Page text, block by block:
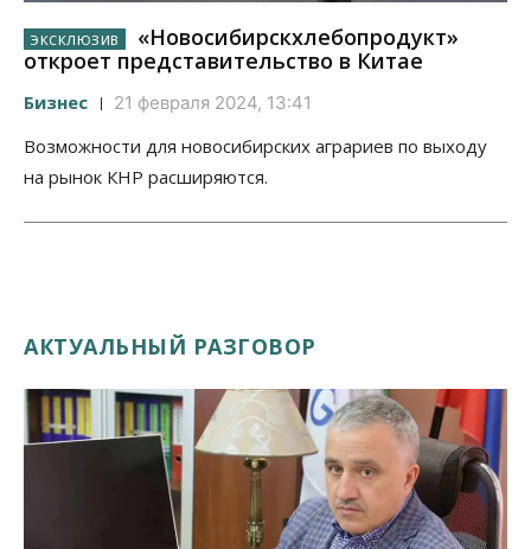
«Новосибирскхлебопродукт»
откроет представительство в Китае
Бизнес 21 февраля 2024, 13:41
Возможности для новосибирских аграриев по выходу
на рынок КНР расширяются.
АКТУАЛЬНЫЙ РАЗГОВОР